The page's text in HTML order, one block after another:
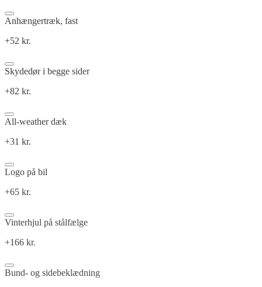
Anhængertræk, fast
+52 kr.
Skydedør i begge sider
+82 kr.
All-weather dæk
+31 kr.
Logo på bil
+65 kr.
Vinterhjul på stålfælge
+166 kr.
Bund- og sidebeklædning